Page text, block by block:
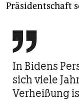
Präsidentschaft

In Bidens
sich viele
Verheißung